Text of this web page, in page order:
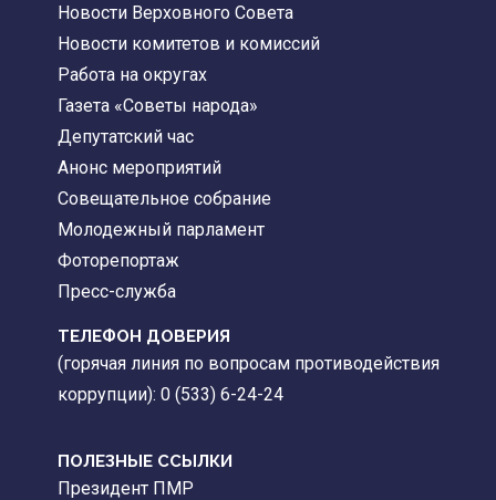
Новости Верховного Совета
Новости комитетов и комиссий
Работа на округах
Газета «Советы народа»
Депутатский час
Анонс мероприятий
Совещательное собрание
Молодежный парламент
Фоторепортаж
Пресс-служба
ТЕЛЕФОН ДОВЕРИЯ
(горячая линия по вопросам противодействия
коррупции): 0 (533) 6-24-24
ПОЛЕЗНЫЕ ССЫЛКИ
Президент ПМР